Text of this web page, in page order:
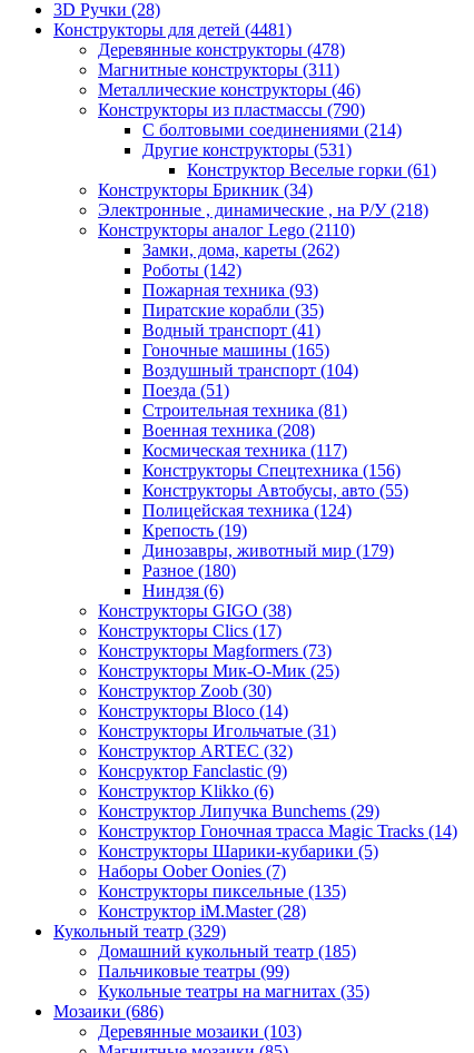
3D Ручки (28)
Конструкторы для детей (4481)
Деревянные конструкторы (478)
Магнитные конструкторы (311)
Металлические конструкторы (46)
Конструкторы из пластмассы (790)
С болтовыми соединениями (214)
Другие конструкторы (531)
Конструктор Веселые горки (61)
Конструкторы Брикник (34)
Электронные , динамические , на Р/У(218)
Конструкторы аналог Lego (2110)
Замки, дома, кареты (262)
Роботы (142)
Пожарная техника (93)
Пиратские корабли (35)
Водный транспорт (41)
Гоночные машины (165)
Воздушный транспорт (104)
Поезда (51)
Строительная техника (81)
Военная техника (208)
Космическая техника (117)
Конструкторы Спецтехника (156)
Конструкторы Автобусы, авто (55)
Полицейская техника (124)
Крепость (19)
Динозавры, животный мир (179)
Разное (180)
Ниндзя (6)
Конструкторы GIGO (38)
Конструкторы Clics (17)
Конструкторы Magformers (73)
Конструкторы Мик-О-Мик (25)
Конструктор Zoob (30)
Конструкторы Bloco (14)
Конструкторы Игольчатые (31)
Конструктор ARTEC (32)
Консруктор Fanclastic (9)
Конструктор Klikko (6)
Конструктор Липучка Bunchems (29)
Конструктор Гоночная трасса Magic Tracks (14)
Конструкторы Шарики-кубарики (5)
Наборы Oober Oonies (7)
Конструкторы пиксельные (135)
Конструктор iM.Master(28)
Кукольный театр (329)
Домашний кукольный театр (185)
Пальчиковые театры (99)
Кукольные театры на магнитах (35)
Мозаики (686)
Деревянные мозаики (103)